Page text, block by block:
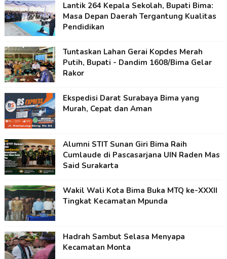
Lantik 264 Kepala Sekolah, Bupati Bima:
Masa Depan Daerah Tergantung Kualitas
Pendidikan
Tuntaskan Lahan Gerai Kopdes Merah
Putih, Bupati - Dandim 1608/Bima Gelar
Rakor
Ekspedisi Darat Surabaya Bima yang
Murah, Cepat dan Aman
Alumni STIT Sunan Giri Bima Raih
Cumlaude di Pascasarjana UIN Raden Mas
Said Surakarta
Wakil Wali Kota Bima Buka MTQ ke-XXXII
Tingkat Kecamatan Mpunda
Hadrah Sambut Selasa Menyapa
Kecamatan Monta